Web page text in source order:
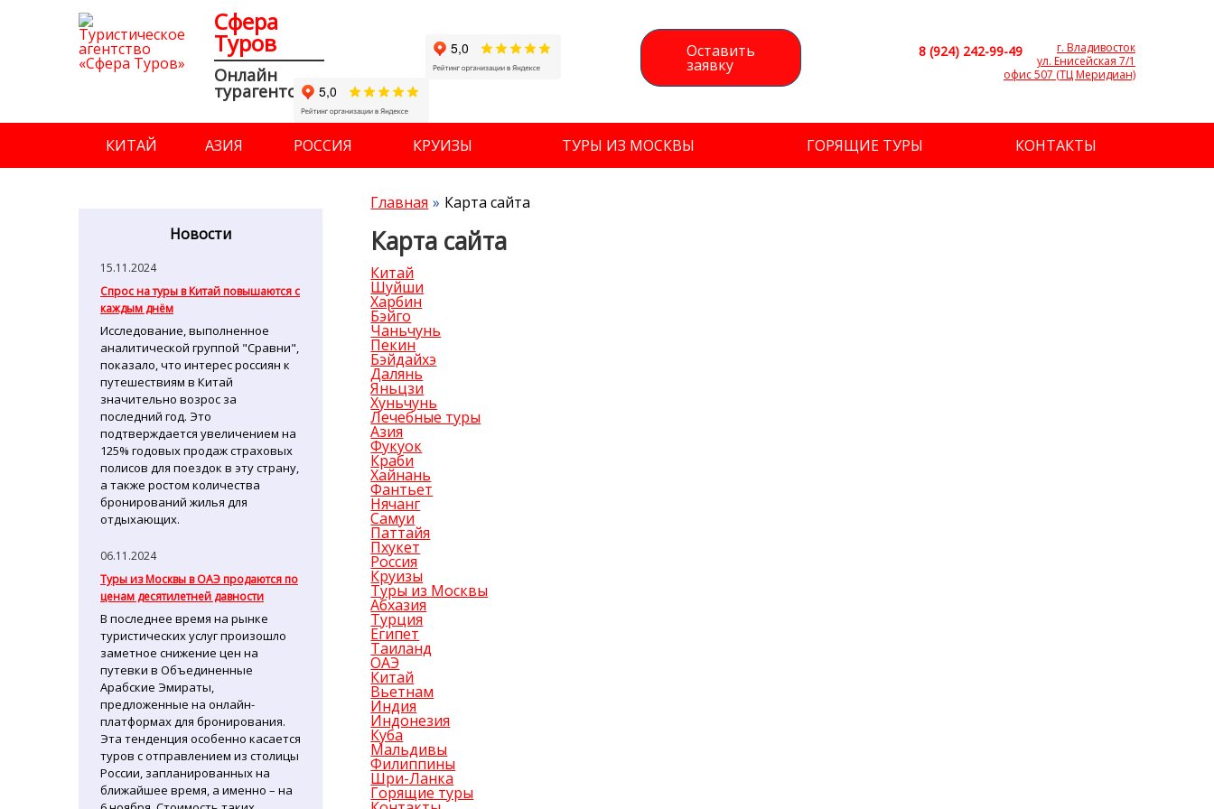
Сфера
Туров
Онлайн
турагентство
Оставить
заявку
8 (924) 242-99-49
г. Владивосток
ул. Енисейская 7/1
офис 507 (ТЦ Меридиан)
КИТАЙ АЗИЯ РОССИЯ КРУИЗЫ ТУРЫ ИЗ МОСКВЫ ГОРЯЩИЕ ТУРЫ КОНТАКТЫ
Главная Карта сайта
Карта сайта
Китай
Шуйши
Харбин
Бэйго
Чаньчунь
Пекин
Бэйдайхэ
Далянь
Яньцзи
Хуньчунь
Лечебные туры
Азия
Фукуок
Краби
Хайнань
Фантьет
Нячанг
Самуи
Паттайя
Пхукет
Россия
Круизы
Туры из Москвы
Абхазия
Турция
Египет
Таиланд
ОАЭ
Китай
Вьетнам
Индия
Индонезия
Куба
Мальдивы
Филиппины
Шри-Ланка
Горящие туры
Новости
15.11.2024
Спрос на туры в Китай повышаются с
каждым днём
Исследование, выполненное
аналитической группой "Сравни",
показало, что интерес россиян к
путешествиям в Китай
значительно возрос за
последний год. Это
подтверждается увеличением на
125% годовых продаж страховых
полисов для поездок в эту страну,
а также ростом количества
бронирований жилья для
отдыхающих.
06.11.2024
Туры из Москвы в ОАЭ продаются по
ценам десятилетней давности
В последнее время на рынке
туристических услуг произошло
заметное снижение цен на
путевки в Объединенные
Арабские Эмираты,
предложенные на онлайн-
платформах для бронирования.
Эта тенденция особенно касается
туров с отправлением из столицы
России, запланированных на
ближайшее время, а именно – на